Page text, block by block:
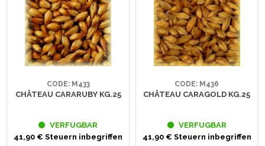
CODE: M433
CHÂTEAU CARARUBY KG.25
VERFUGBAR
41,90 € Steuern inbegriffen
CODE: M436
CHÂTEAU CARAGOLD KG.25
VERFUGBAR
41,90 € Steuern inbegriffen